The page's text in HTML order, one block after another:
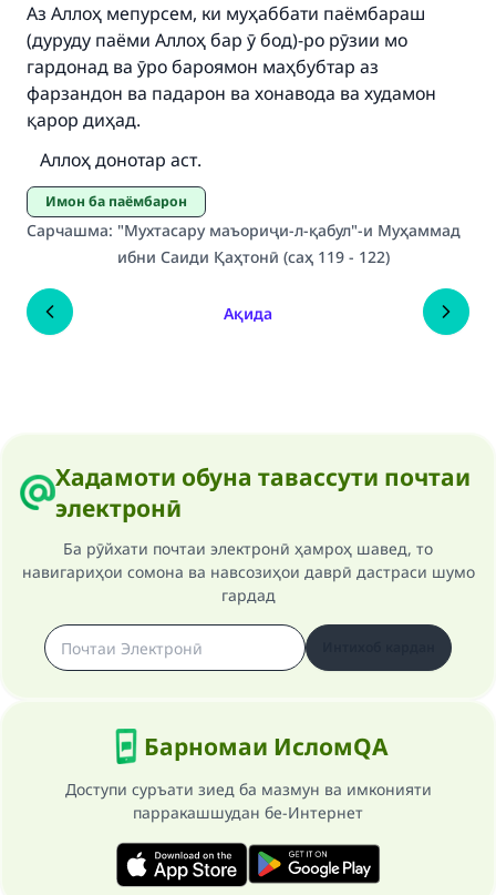
Аз Аллоҳ мепурсем, ки муҳаббати паёмбараш
(дуруду паёми Аллоҳ бар ӯ бод)-ро рӯзии мо
гардонад ва ӯро бароямон маҳбубтар аз
фарзандон ва падарон ва хонавода ва худамон
қарор диҳад.
Аллоҳ донотар аст.
Имон ба паёмбарон
Сарчашма: "Мухтасару маъориҷи-л-қабул"-и Муҳаммад
ибни Саиди Қаҳтонӣ (саҳ 119 - 122)
Ақида
Хадамоти обуна тавассути почтаи
электронӣ
Ба рӯйхати почтаи электронӣ ҳамроҳ шавед, то
навигариҳои сомона ва навсозиҳои даврӣ дастраси шумо
гардад
Барномаи ИсломQA
Доступи суръати зиед ба мазмун ва имконияти
парракашшудан бе-Интернет